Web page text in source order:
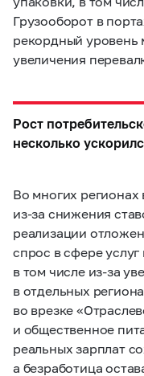
Грузооборот в
рекордный уровень
увеличения
Рост
несколько
Во многих
из-за снижения
реализации
спрос в сфере
в том числе из-за
в отдельных
во врезке
и общественное
реальных зарплат
а безработица